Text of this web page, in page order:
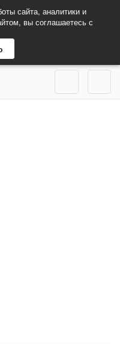
сайта, аналитики и
вы соглашаетесь с